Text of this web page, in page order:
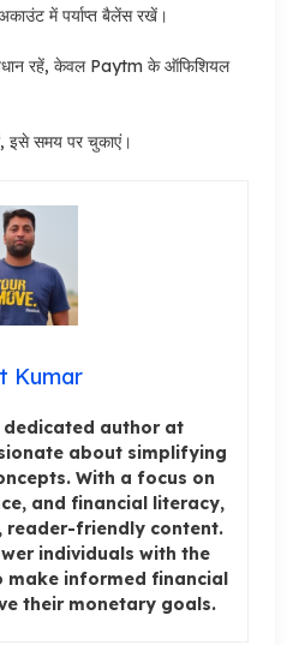
में पर्याप्त बैलेंस रखें।
रहें, केवल Paytm के ऑफिशियल
इसे समय पर चुकाएं।
Kumar
dedicated author at
about simplifying
With a focus on
and financial literacy,
reader-friendly content.
individuals with the
make informed financial
their monetary goals.